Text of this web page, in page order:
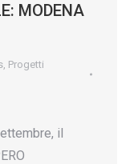
MODENA
, Progetti
il